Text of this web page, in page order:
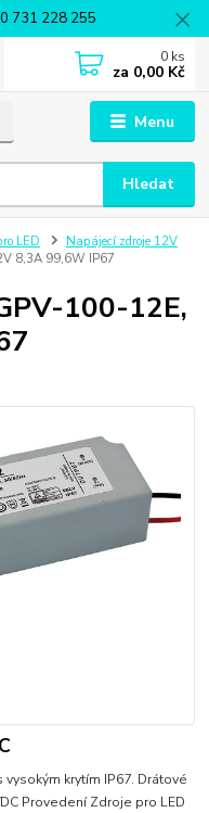
731 228 255
Menu
Hledat
0 ks
za 0,00 Kč
LED
Napájecí zdroje 12V
8,3A 99,6W IP67
100-12E,
krytím IP67. Drátové
Provedení Zdroje pro LED